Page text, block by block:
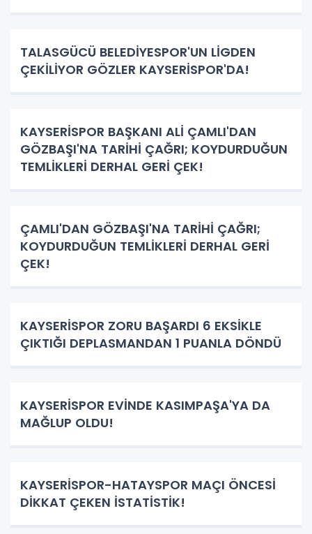
TALASGÜCÜ BELEDİYESPOR'UN LİGDEN
ÇEKİLİYOR GÖZLER KAYSERİSPOR'DA!
KAYSERİSPOR BAŞKANI ALİ ÇAMLI'DAN
GÖZBAŞI'NA TARİHİ ÇAĞRI; KOYDURDUĞUN
TEMLİKLERİ DERHAL GERİ ÇEK!
ÇAMLI'DAN GÖZBAŞI'NA TARİHİ ÇAĞRI;
KOYDURDUĞUN TEMLİKLERİ DERHAL GERİ
ÇEK!
KAYSERİSPOR ZORU BAŞARDI 6 EKSİKLE
ÇIKTIĞI DEPLASMANDAN 1 PUANLA DÖNDÜ
KAYSERİSPOR EVİNDE KASIMPAŞA'YA DA
MAĞLUP OLDU!
KAYSERİSPOR-HATAYSPOR MAÇI ÖNCESİ
DİKKAT ÇEKEN İSTATİSTİK!